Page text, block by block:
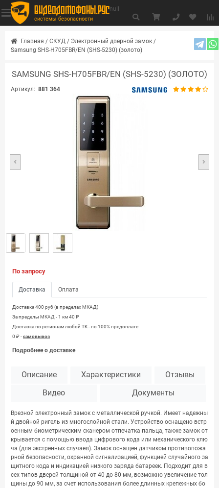
видеодомофоны.рус
системы безопасности
null
Главная / СКУД / Электронный дверной замок /
Samsung SHS-H705FBR/EN (SHS-5230) (золото)
SAMSUNG SHS-H705FBR/EN (SHS-5230) (ЗОЛОТО)
Артикул: 881 364
По запросу
Доставка Оплата
Доставка 400 руб (в пределах МКАД)
За пределы МКАД - 1 км 40 ₽
Доставка по регионам любой TK - по 100% предоплате
0 ₽ -самовывоз
Подробнее о доставке
Описание Характеристики Отзывы
Видео Документы
Врезной электронный замок с металлической ручкой. Имеет надежны
й двойной ригель из многослойной стали. Устройство оснащено встр
оенным биометрическим сканером отпечатка пальца, также замок от
крывается с помощью ввода цифрового кода или механического клю
ча (для экстренных случаев). Замок оснащен датчиком противопожа
рной безопасности, охранной сигнализацией, функцией случайного за
щитного кода и индикацией низкого заряда батареек. Подходит для в
сех типов дверей толщиной от 40 до 80 мм, возможно увеличение тол
щины до 90 мм, за счет использования более длинных крепежных бо